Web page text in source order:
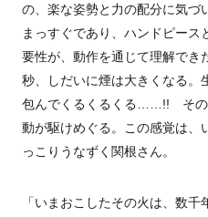
の、楽な姿勢と力の配分に気づ
まっすぐであり、ハンドピー
要性が、動作を通じて理解でき
秒、しだいに煙は大きくなる。
包んでくるくるくる……!! その
動が駆けめぐる。この感覚は
っこりうなずく関根さん。
「いまおこしたその火は、数千